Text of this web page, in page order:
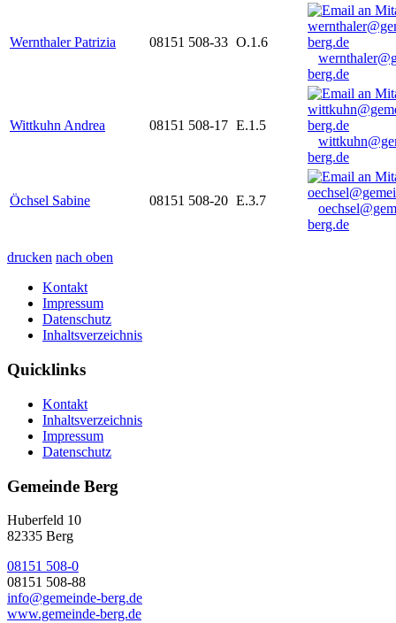
Wernthaler Patrizia 08151 508-33 O.1.6
berg.de
Wittkuhn Andrea 08151 508-17 E.1.5
berg.de
Öchsel Sabine 08151 508-20 E.3.7
berg.de
drucken nach oben
Kontakt
Impressum
Datenschutz
Inhaltsverzeichnis
Quicklinks
Kontakt
Inhaltsverzeichnis
Impressum
Datenschutz
Gemeinde Berg
Huberfeld 10
82335 Berg
08151 508-0
08151 508-88
info@gemeinde-berg.de
www.gemeinde-berg.de